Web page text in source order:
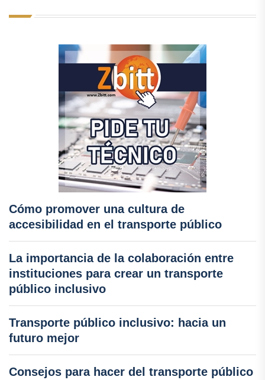
Cómo promover una cultura de
accesibilidad en el transporte público
La importancia de la colaboración entre
instituciones para crear un transporte
público inclusivo
Transporte público inclusivo: hacia un
futuro mejor
Consejos para hacer del transporte público